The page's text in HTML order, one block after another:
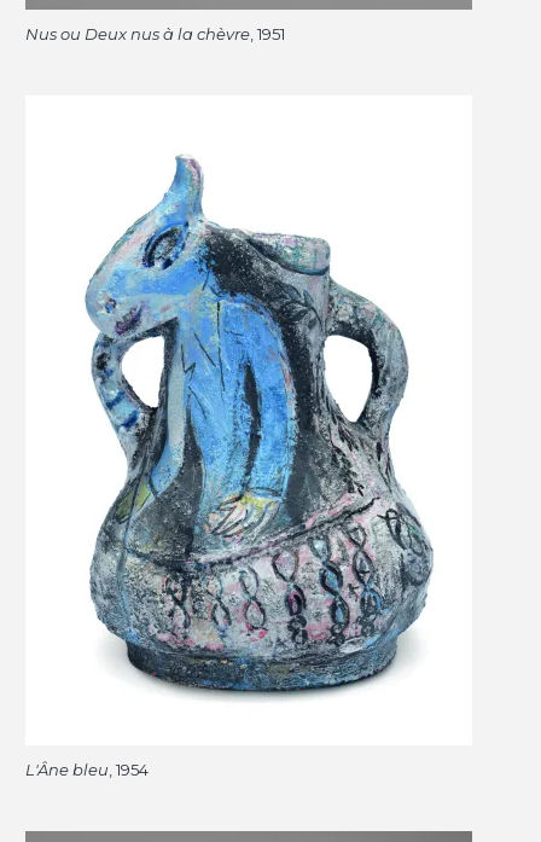
Nus ou Deux nus à la chèvre , 1951
L'Âne bleu , 1954